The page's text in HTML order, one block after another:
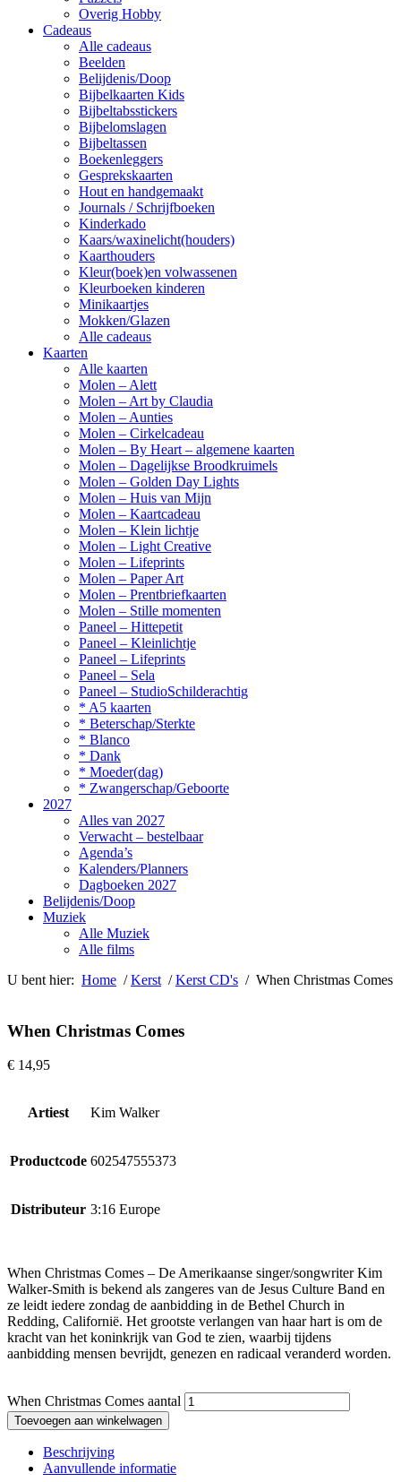
Overig Hobby
Cadeaus
Alle cadeaus
Beelden
Belijdenis/Doop
Bijbelkaarten Kids
Bijbeltabsstickers
Bijbelomslagen
Bijbeltassen
Boekenleggers
Gesprekskaarten
Hout en handgemaakt
Journals / Schrijfboeken
Kinderkado
Kaars/waxinelicht(houders)
Kaarthouders
Kleur(boek)en volwassenen
Kleurboeken kinderen
Minikaartjes
Mokken/Glazen
Alle cadeaus
Kaarten
Alle kaarten
Molen – Alett
Molen – Art by Claudia
Molen – Aunties
Molen – Cirkelcadeau
Molen – By Heart – algemene kaarten
Molen – Dagelijkse Broodkruimels
Molen – Golden Day Lights
Molen – Huis van Mijn
Molen – Kaartcadeau
Molen – Klein lichtje
Molen – Light Creative
Molen – Lifeprints
Molen – Paper Art
Molen – Prentbriefkaarten
Molen – Stille momenten
Paneel – Hittepetit
Paneel – Kleinlichtje
Paneel – Lifeprints
Paneel – Sela
Paneel – StudioSchilderachtig
* A5 kaarten
* Beterschap/Sterkte
* Blanco
* Dank
* Moeder(dag)
* Zwangerschap/Geboorte
2027
Alles van 2027
Verwacht – bestelbaar
Agenda’s
Kalenders/Planners
Dagboeken 2027
Belijdenis/Doop
Muziek
Alle Muziek
Alle films
U bent hier: Home /Kerst /Kerst CD's / When Christmas Comes
When Christmas Comes
€ 14,95
Artiest Kim Walker
Productcode 602547555373
Distributeur 3:16 Europe
When Christmas Comes – De Amerikaanse singer/songwriter Kim
Walker-Smith is bekend als zangeres van de Jesus Culture Band en
ze leidt iedere zondag de aanbidding in de Bethel Church in
Redding, Californië. Het grootste verlangen van haar hart is om de
kracht van het koninkrijk van God te zien, waarbij tijdens
aanbidding mensen bevrijdt, genezen en radicaal veranderd worden.
When Christmas Comes aantal
Toevoegen aan winkelwagen
Beschrijving
Aanvullende informatie